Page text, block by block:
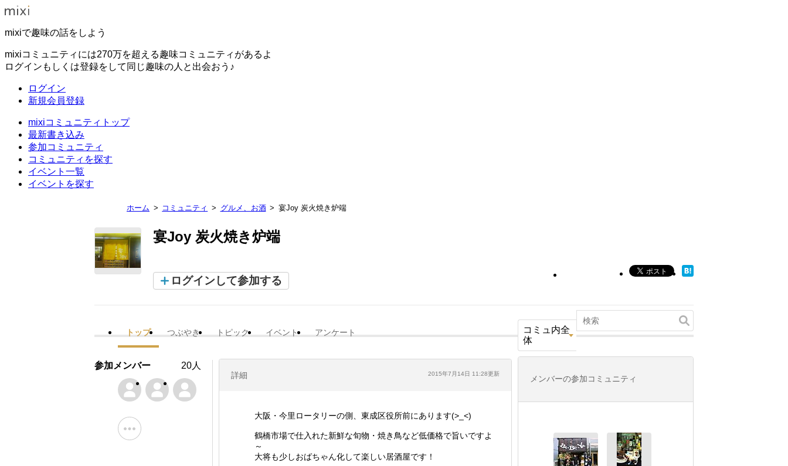
mixiで趣味の話をしよう
mixiコミュニティには270万を超える趣味コミュニティがあるよ
ログインもしくは登録をして同じ趣味の人と出会おう♪
ログイン
新規会員登録
mixiコミュニティトップ
最新書き込み
参加コミュニティ
コミュニティを探す
イベント一覧
イベントを探す
ホーム コミュニティ グルメ、お酒 宴Joy 炭火焼き炉端
宴Joy 炭火焼き炉端
ログインして参加する
トップ つぶやき トピック イベント アンケート
コミュ内全
体
詳細 2015年7月14日 11:28更新
大阪・今里ロータリーの側、東成区役所前にあります(>_<)
鶴橋市場で仕入れた新鮮な旬物・焼き鳥など低価格で旨いですよ
～
大将も少しおばちゃん化して楽しい居酒屋です！
参加メンバー 20人
メンバーの参加コミュニティ